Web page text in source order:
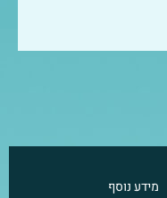
מידע נוסף